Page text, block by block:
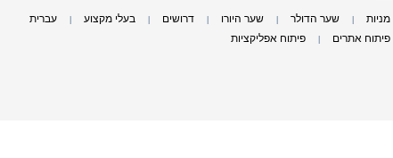
מניות שער הדולר שער היורו דרושים בעלי מקצוע עברית
פיתוח אתרים פיתוח אפליקציות